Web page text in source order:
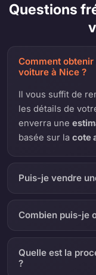
Questions
Comment
voiture à Nice ?
Il vous suffit de
les détails de
enverra une
basée sur lacote
Puis-je vendre
Combien puis-je
Quelle est la
?